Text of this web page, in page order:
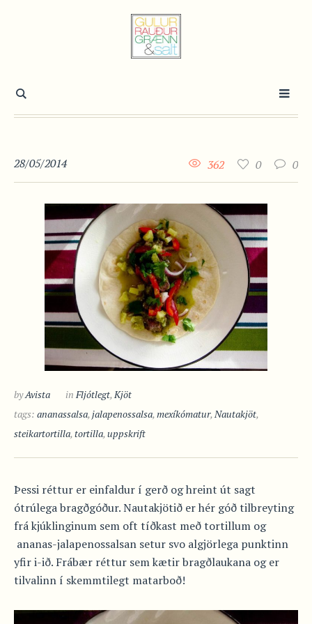
28/05/2014 0
0
362
byAvista in Fljótlegt,Kjöt
tags: ananassalsa,jalapenossalsa,mexíkómatur,Nautakjöt,
steikartortilla,tortilla,uppskrift
Þessi réttur er einfaldur í gerð og hreint út sagt
ótrúlega bragðgóður. Nautakjötið er hér góð tilbreyting
frá kjúklinginum sem oft tíðkast með tortillum og
ananas-jalapenossalsan setur svo algjörlega punktinn
yfir i-ið. Frábær réttur sem kætir bragðlaukana og er
tilvalinn í skemmtilegt matarboð!